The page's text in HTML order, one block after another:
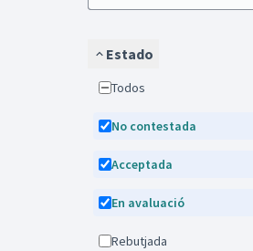
Estado
Todos
No contestada
Acceptada
En avaluació
Rebutjada